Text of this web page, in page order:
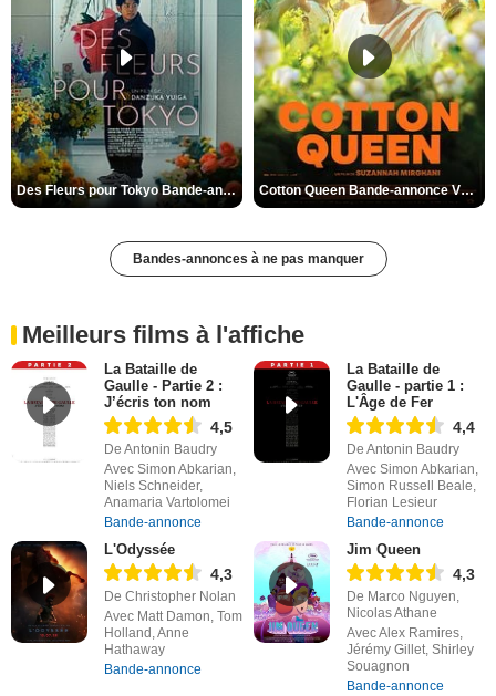
Des Fleurs pour Tokyo Bande-annonce VO STFR Cotton Queen Bande-annonce VO STFR
Bandes-annonces à ne pas manquer
Meilleurs films à l'affiche
La Bataille de
Gaulle - Partie 2 :
J’écris ton nom
4,5
De Antonin Baudry
Avec Simon Abkarian,
Niels Schneider,
Anamaria Vartolomei
Bande-annonce
La Bataille de
Gaulle - partie 1 :
L'Âge de Fer
4,4
De Antonin Baudry
Avec Simon Abkarian,
Simon Russell Beale,
Florian Lesieur
Bande-annonce
L'Odyssée
4,3
De Christopher Nolan
Avec Matt Damon, Tom
Holland, Anne
Hathaway
Bande-annonce
Jim Queen
4,3
De Marco Nguyen,
Nicolas Athane
Avec Alex Ramires,
Jérémy Gillet, Shirley
Souagnon
Bande-annonce